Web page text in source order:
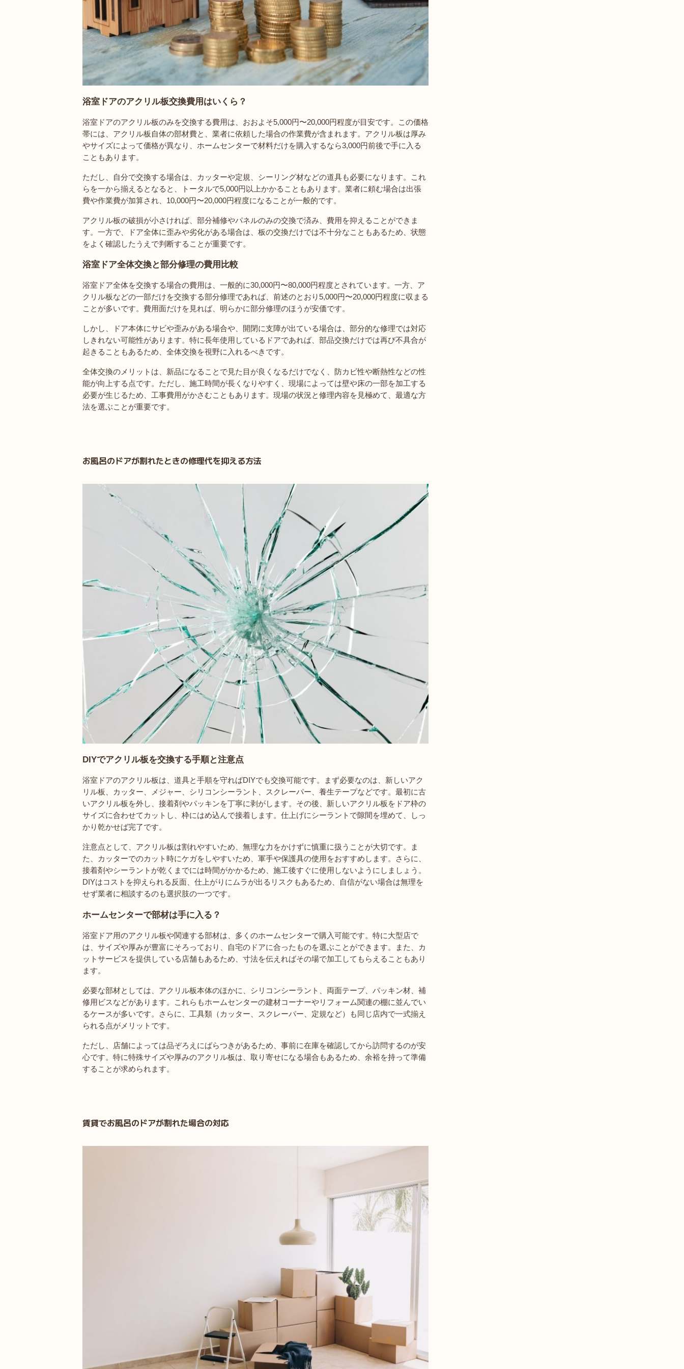
浴室ドアのアクリル板交換費用はいくら？
浴室ドアのアクリル板のみを交換する費用は、おおよそ5,000円〜20,000円程度が目安です。この価格
帯には、アクリル板自体の部材費と、業者に依頼した場合の作業費が含まれます。アクリル板は厚み
やサイズによって価格が異なり、ホームセンターで材料だけを購入するなら3,000円前後で手に入る
こともあります。
ただし、自分で交換する場合は、カッターや定規、シーリング材などの道具も必要になります。これ
らを一から揃えるとなると、トータルで5,000円以上かかることもあります。業者に頼む場合は出張
費や作業費が加算され、10,000円〜20,000円程度になることが一般的です。
アクリル板の破損が小さければ、部分補修やパネルのみの交換で済み、費用を抑えることができま
す。一方で、ドア全体に歪みや劣化がある場合は、板の交換だけでは不十分なこともあるため、状態
をよく確認したうえで判断することが重要です。
浴室ドア全体交換と部分修理の費用比較
浴室ドア全体を交換する場合の費用は、一般的に30,000円〜80,000円程度とされています。一方、ア
クリル板などの一部だけを交換する部分修理であれば、前述のとおり5,000円〜20,000円程度に収まる
ことが多いです。費用面だけを見れば、明らかに部分修理のほうが安価です。
しかし、ドア本体にサビや歪みがある場合や、開閉に支障が出ている場合は、部分的な修理では対応
しきれない可能性があります。特に長年使用しているドアであれば、部品交換だけでは再び不具合が
起きることもあるため、全体交換を視野に入れるべきです。
全体交換のメリットは、新品になることで見た目が良くなるだけでなく、防カビ性や断熱性などの性
能が向上する点です。ただし、施工時間が長くなりやすく、現場によっては壁や床の一部を加工する
必要が生じるため、工事費用がかさむこともあります。現場の状況と修理内容を見極めて、最適な方
法を選ぶことが重要です。
お風呂のドアが割れたときの修理代を抑える方法
DIYでアクリル板を交換する手順と注意点
浴室ドアのアクリル板は、道具と手順を守ればDIYでも交換可能です。まず必要なのは、新しいアク
リル板、カッター、メジャー、シリコンシーラント、スクレーパー、養生テープなどです。最初に古
いアクリル板を外し、接着剤やパッキンを丁寧に剥がします。その後、新しいアクリル板をドア枠の
サイズに合わせてカットし、枠にはめ込んで接着します。仕上げにシーラントで隙間を埋めて、しっ
かり乾かせば完了です。
注意点として、アクリル板は割れやすいため、無理な力をかけずに慎重に扱うことが大切です。ま
た、カッターでのカット時にケガをしやすいため、軍手や保護具の使用をおすすめします。さらに、
接着剤やシーラントが乾くまでには時間がかかるため、施工後すぐに使用しないようにしましょう。
DIYはコストを抑えられる反面、仕上がりにムラが出るリスクもあるため、自信がない場合は無理を
せず業者に相談するのも選択肢の一つです。
ホームセンターで部材は手に入る？
浴室ドア用のアクリル板や関連する部材は、多くのホームセンターで購入可能です。特に大型店で
は、サイズや厚みが豊富にそろっており、自宅のドアに合ったものを選ぶことができます。また、カ
ットサービスを提供している店舗もあるため、寸法を伝えればその場で加工してもらえることもあり
ます。
必要な部材としては、アクリル板本体のほかに、シリコンシーラント、両面テープ、パッキン材、補
修用ビスなどがあります。これらもホームセンターの建材コーナーやリフォーム関連の棚に並んでい
るケースが多いです。さらに、工具類（カッター、スクレーパー、定規など）も同じ店内で一式揃え
られる点がメリットです。
ただし、店舗によっては品ぞろえにばらつきがあるため、事前に在庫を確認してから訪問するのが安
心です。特に特殊サイズや厚みのアクリル板は、取り寄せになる場合もあるため、余裕を持って準備
することが求められます。
賃貸でお風呂のドアが割れた場合の対応